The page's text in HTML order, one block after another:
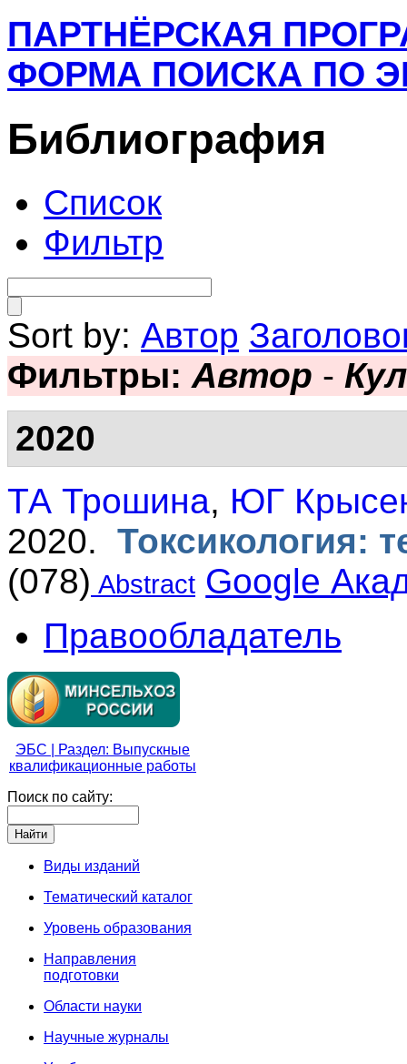
ПАРТНЁРСКАЯ
ФОРМА ПОИСКА ПО
Библиография
Список
Фильтр
Sort by: Автор
Фильтры: Автор -
2020
ТА Трошина, ЮГ
2020. Токсикология:
(078) Abstract Google
Правообладатель
ЭБС | Раздел: Выпускные
квалификационные работы
Поиск по сайту:
Виды изданий
Тематический каталог
Уровень образования
Направления
подготовки
Области науки
Научные журналы